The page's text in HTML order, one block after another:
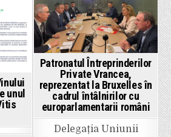
unul
Posted
in
Patronatul Întreprinderilor
Private Vrancea,
reprezentat la Bruxelles în
cadrul întâlnirilor cu
europarlamentarii români
Delegația Uniunii